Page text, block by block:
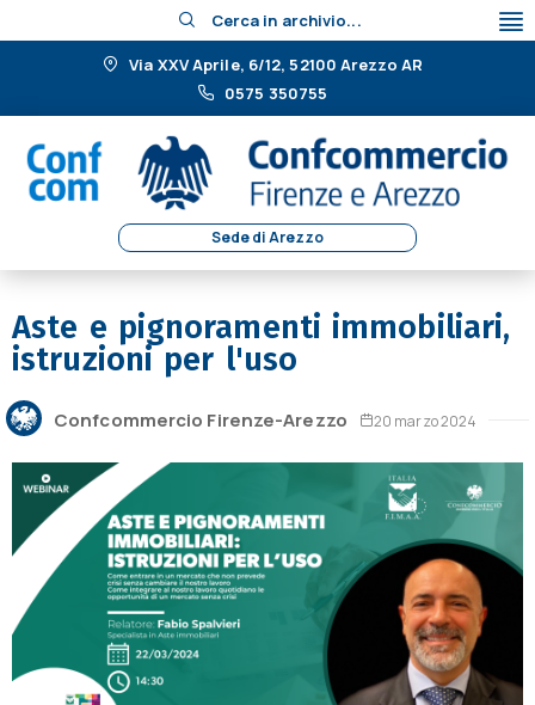
Cerca in archivio...
Via XXV Aprile, 6/12, 52100 Arezzo AR
0575 350755
Sede di Arezzo
Aste e pignoramenti immobiliari,
istruzioni per l'uso
Confcommercio Firenze-Arezzo 20 marzo 2024